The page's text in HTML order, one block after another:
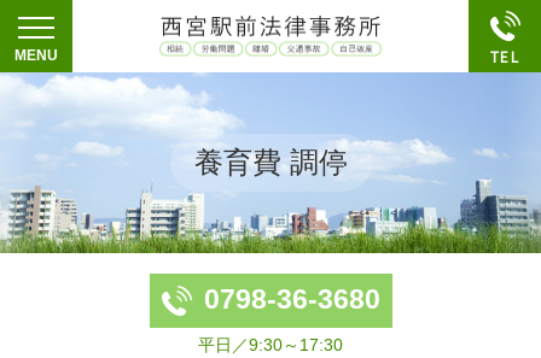
養育費 調停
0798-36-3680
平日／9:30～17:30